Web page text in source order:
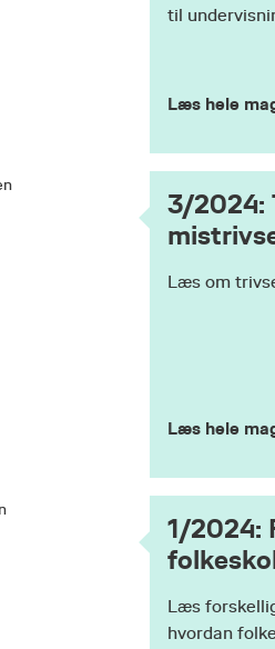
til
Læs hele
3/2024:
Læs om
Læs hele
1/2024:
Læs
hvordan